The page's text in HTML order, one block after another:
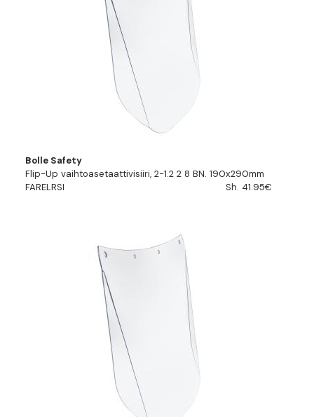
Bolle Safety
Flip-Up vaihtoasetaattivisiiri, 2-1.2 2 8 BN. 190x290mm
FARELRSI
Sh. 41.95€